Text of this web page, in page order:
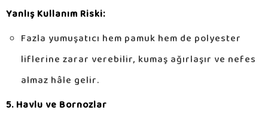
Yanlış Kullanım Riski:
Fazla yumuşatıcı hem pamuk hem de polyester
liflerine zarar verebilir, kumaş ağırlaşır ve nefes
almaz hâle gelir.
5. Havlu ve Bornozlar